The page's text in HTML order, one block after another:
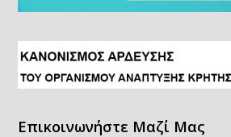
Επικοινωνήστε Μαζί Μας